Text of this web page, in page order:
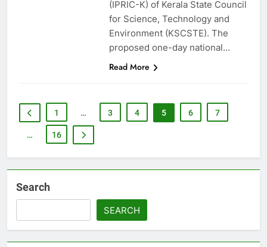
(IPRIC-K) of Kerala State Council
for Science, Technology and
Environment (KSCSTE). The
proposed one-day national…
Read More
1 … 3 4 5 6 7
… 16
Search
SEARCH